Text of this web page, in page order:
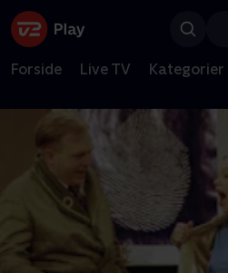
Forside Live TV Kategorier